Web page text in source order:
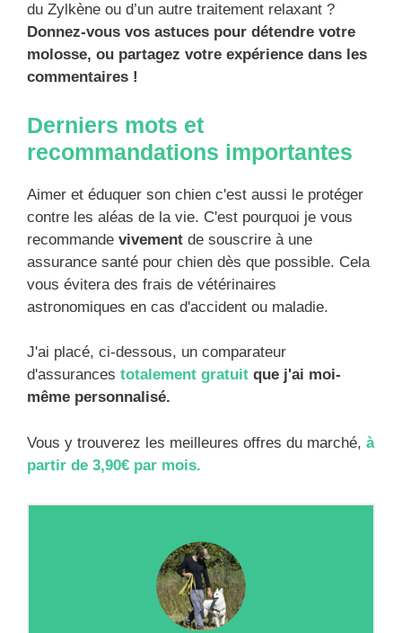
du Zylkène ou d’un autre traitement relaxant ?
Donnez-vous vos astuces pour détendre votre
molosse, ou partagez votre expérience dans les
commentaires !
Derniers mots et
recommandations importantes
Aimer et éduquer son chien c'est aussi le protéger
contre les aléas de la vie. C'est pourquoi je vous
recommande vivement de souscrire à une
assurance santé pour chien dès que possible. Cela
vous évitera des frais de vétérinaires
astronomiques en cas d'accident ou maladie.
J'ai placé, ci-dessous, un comparateur
d'assurances totalement gratuit que j'ai moi-
même personnalisé.
Vous y trouverez les meilleures offres du marché, à
partir de 3,90€ par mois.